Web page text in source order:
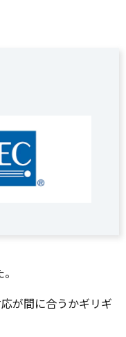
が間に合うかギリギ